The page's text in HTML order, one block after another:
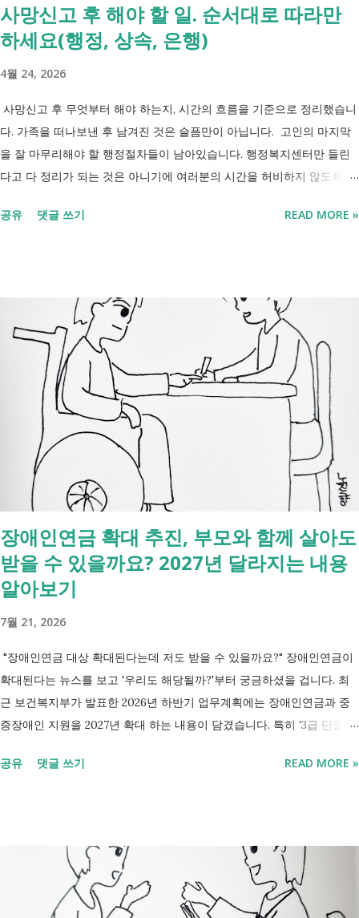
사망신고 후 해야 할 일. 순서대로 따라만
하세요(행정, 상속, 은행)
4월 24, 2026
사망신고 후 무엇부터 해야 하는지, 시간의 흐름을 기준으로 정리했습니
다. 가족을 떠나보낸 후 남겨진 것은 슬픔만이 아닙니다. 고인의 마지막
을 잘 마무리해야 할 행정절차들이 남아있습니다. 행정복지센터만 들린
다고 다 정리가 되는 것은 아니기에 여러분의 시간을 허비하지 않도록 정
처리까지 이 흐름만 따라가시면 됩니다. 장례 후 행정 절차 타임라인 장
모든 절차를 대신 처리해주지는 않습니다. 행정복지센터에서는 - 금융재
산, 부동산, 세금, 연금 등 '조회' 신청할 수 있습니다. 나머지는 직접 해야
합니다. - 상속포기 또는 한정승인 법원 - 상속세, 취득세 신고 세무서, 시
군구청 - 예금 인출, 보험금 청구 은행, 보험사 사망신고 당일에 끝낼 수
있는 건 '신청까지', 처리는 2주 후 부터입니다. [조회되는 것 vs 안되는
것] 구분 조회 가능 조회 불가 금융 은행, 보험, 증권 사금융, 개인 간 거래
세금 국세, 지방세 - 자산 부동산, 자동차 해외 자산, 현금 기타 연금 사업
상 채무, 구독 [함께보면 좋은 링크] - 부모님 사망 후 ...
공유 댓글 쓰기 READ MORE »
장애인연금 확대 추진, 부모와 함께 살아도
받을 수 있을까요? 2027년 달라지는 내용
알아보기
7월 21, 2026
"장애인연금 대상 확대된다는데 저도 받을 수 있을까요?" 장애인연금이
확대된다는 뉴스를 보고 '우리도 해당될까?'부터 궁금하셨을 겁니다. 최
근 보건복지부가 발표한 2026년 하반기 업무계획에는 장애인연금과 중
증장애인 지원을 2027년 확대 하는 내용이 담겼습니다. 특히 '3급 단일장
포함되면서 많은 분들이 관심을 갖고 있습니다. 이번 글에서는 장애인과
일 발표된 보건복지부 업무계획에 담긴 내용은 무엇인가요? 2027년 보건
복지부의 업무계획에 담긴 장애인관련은 어떤 내용이 있는지 살펴보겠습
니다. 정부 업무계획 내용 추진 시기 3급 단일장애까지 장애인연금 지급
공유 댓글 쓰기 READ MORE »